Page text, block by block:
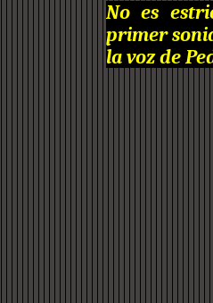
No es
primer
la voz de